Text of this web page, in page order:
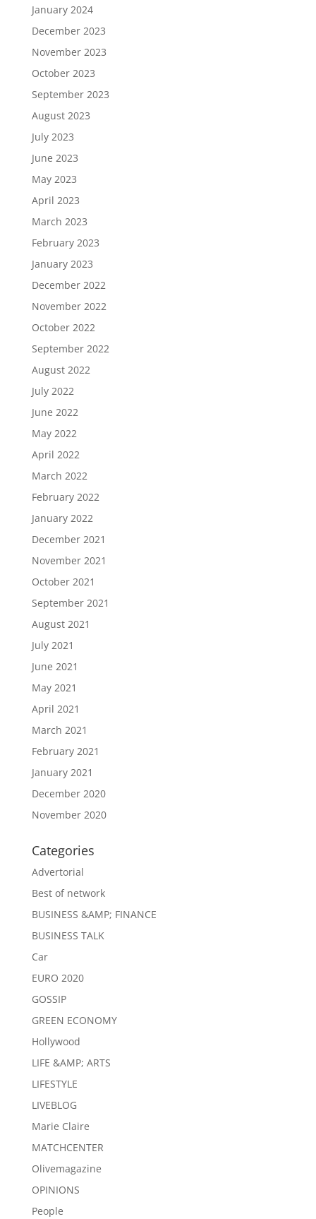
January 2024
December 2023
November 2023
October 2023
September 2023
August 2023
July 2023
June 2023
May 2023
April 2023
March 2023
February 2023
January 2023
December 2022
November 2022
October 2022
September 2022
August 2022
July 2022
June 2022
May 2022
April 2022
March 2022
February 2022
January 2022
December 2021
November 2021
October 2021
September 2021
August 2021
July 2021
June 2021
May 2021
April 2021
March 2021
February 2021
January 2021
December 2020
November 2020
Categories
Advertorial
Best of network
BUSINESS &AMP; FINANCE
BUSINESS TALK
Car
EURO 2020
GOSSIP
GREEN ECONOMY
Hollywood
LIFE &AMP; ARTS
LIFESTYLE
LIVEBLOG
Marie Claire
MATCHCENTER
Olivemagazine
OPINIONS
People